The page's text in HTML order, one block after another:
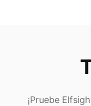
¡Pruebe